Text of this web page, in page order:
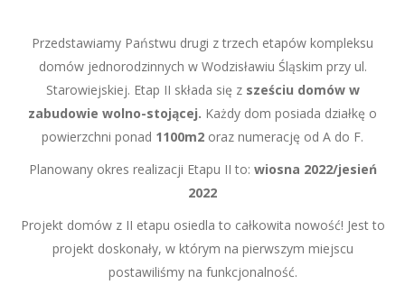
Przedstawiamy Państwu drugi z trzech etapów kompleksu
domów jednorodzinnych w Wodzisławiu Śląskim przy ul.
Starowiejskiej. Etap II składa się z sześciu domów w
zabudowie wolno-stojącej. Każdy dom posiada działkę o
powierzchni ponad 1100m2 oraz numerację od A do F.
Planowany okres realizacji Etapu II to: wiosna 2022/jesień
2022
Projekt domów z II etapu osiedla to całkowita nowość! Jest to
projekt doskonały, w którym na pierwszym miejscu
postawiliśmy na funkcjonalność.